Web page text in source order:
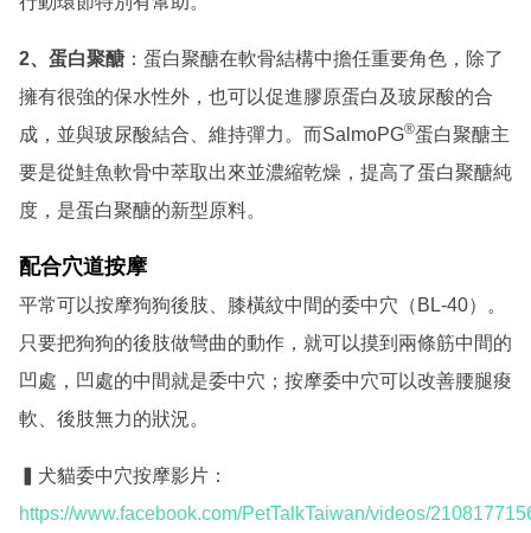
2、蛋白聚醣： 蛋白聚醣在軟骨結構中擔任重要角色，除了
擁有很強的保水性外，也可以促進膠原蛋白及玻尿酸的合
成，並與玻尿酸結合、維持彈力。而SalmoPG®蛋白聚醣主
要是從鮭魚軟骨中萃取出來並濃縮乾燥，提高了蛋白聚醣純
度，是蛋白聚醣的新型原料。
配合穴道按摩
平常可以按摩狗狗後肢、膝橫紋中間的委中穴（ BL-40）。
只要把狗狗的後肢做彎曲的動作，就可以摸到兩條筋中間的
凹處，凹處的中間就是委中穴；按摩委中穴可以改善腰腿痠
軟、後肢無力的狀況。
▍犬貓委中穴按摩影片：
https://www.facebook.com/PetTalkTaiwan/videos/